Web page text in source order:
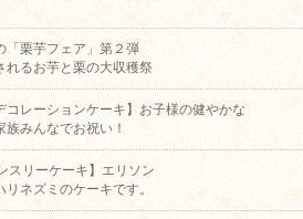
「栗芋フェア」第２弾
れるお芋と栗の大収穫祭
コレーションケーキ】お子様の健やかな
族みんなでお祝い！
スリーケーキ】エリソン
リネズミのケーキです。